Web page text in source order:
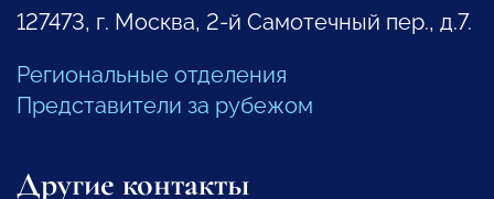
127473, г. Москва, 2-й Самотечный пер., д.7.
Региональные отделения
Представители за рубежом
Другие контакты